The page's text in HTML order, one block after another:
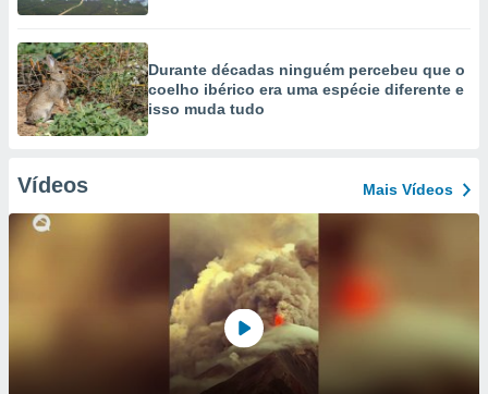
Durante décadas ninguém percebeu que o
coelho ibérico era uma espécie diferente e
isso muda tudo
Vídeos Mais Vídeos